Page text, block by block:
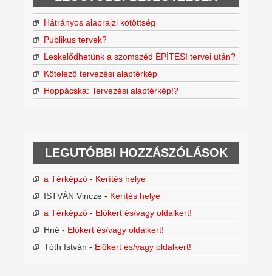
Hátrányos alaprajzi kötöttség
Publikus tervek?
Leskelődhetünk a szomszéd ÉPÍTÉSI tervei után?
Kötelező tervezési alaptérkép
Hoppácska: Tervezési alaptérkép!?
LEGUTÓBBI HOZZÁSZÓLÁSOK
a Térképző - Kerítés helye
ISTVÁN Vincze - Kerítés helye
a Térképző - Előkert és/vagy oldalkert!
Hné - Előkert és/vagy oldalkert!
Tóth István - Előkert és/vagy oldalkert!